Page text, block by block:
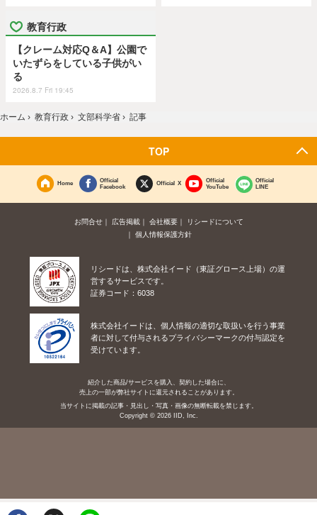
教育行政
【クレーム対応Q＆A】公園で
いたずらをしている子供がい
る
2026.8.7 Fri 19:45
ホーム › 教育行政 › 文部科学省 › 記事
TOP
Home
Official
Facebook
Official X
Official
YouTube
Official
LINE
お問合せ 広告掲載 会社概要
リシードについて
個人情報保護方針
リシードは、株式会社イード（東証グロース上場）の運
営するサービスです。
証券コード：6038
株式会社イードは、個人情報の適切な取扱いを行う事業
者に対して付与されるプライバシーマークの付与認定を
受けています。
紹介した商品/サービスを購入、契約した場合に、
売上の一部が弊社サイトに還元されることがあります。
当サイトに掲載の記事・見出し・写真・画像の無断転載を禁じます。
Copyright © 2026 IID, Inc.